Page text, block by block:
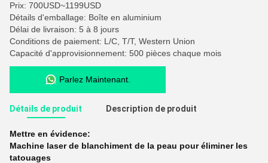
Prix: 700USD~1199USD
Détails d'emballage: Boîte en aluminium
Délai de livraison: 5 à 8 jours
Conditions de paiement: L/C, T/T, Western Union
Capacité d'approvisionnement: 500 pièces chaque mois
Parlez Maintenant.
Détails de produit Description de produit
Mettre en évidence:
Machine laser de blanchiment de la peau pour éliminer les
tatouages